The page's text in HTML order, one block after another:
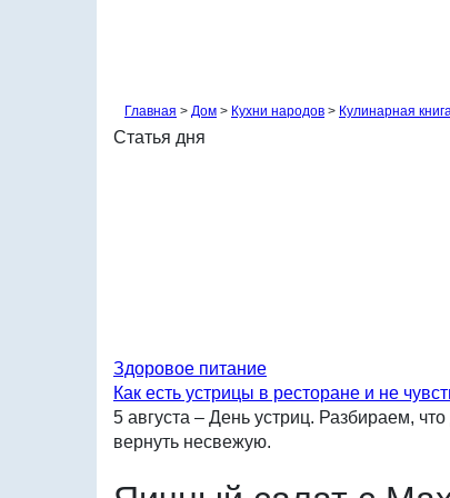
Главная > Дом > Кухни народов > Кулинарная
Статья дня
Здоровое питание
Как есть устрицы в ресторане и не
5 августа – День устриц. Разбираем,
вернуть несвежую.